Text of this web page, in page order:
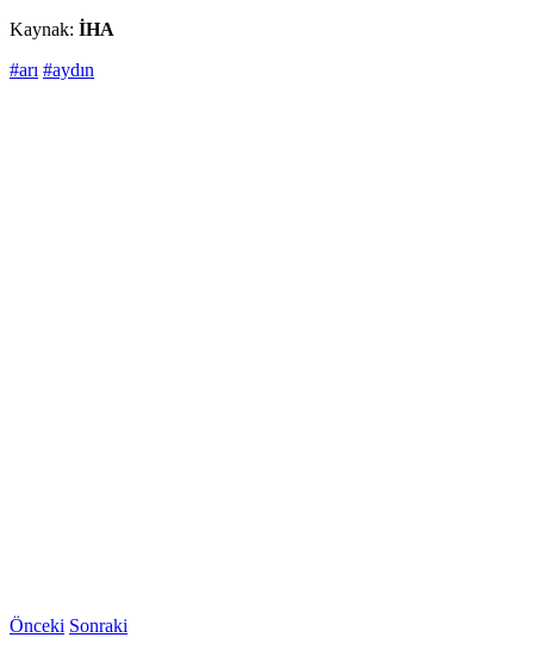
Kaynak: İHA
#arı #aydın
Önceki Sonraki